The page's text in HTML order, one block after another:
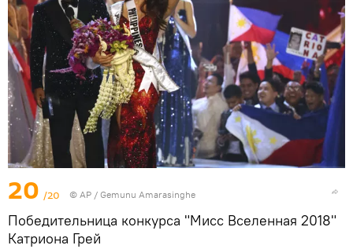
20 /20 © AP / Gemunu Amarasinghe
Победительница конкурса "Мисс Вселенная 2018"
Катриона Грей